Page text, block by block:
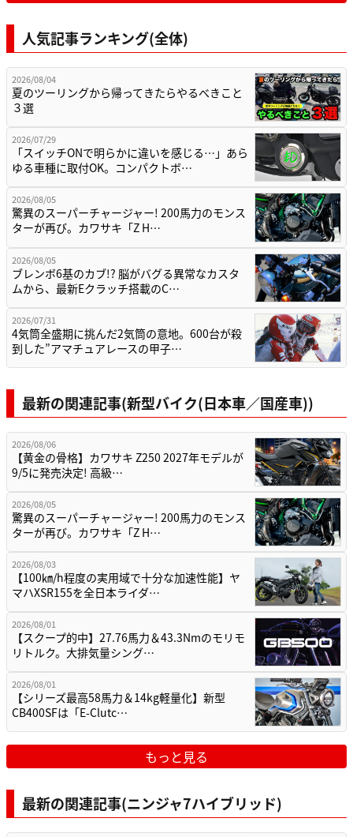
人気記事ランキング(全体)
2026/08/04
夏のツーリングから帰ってきたらやるべきこと
３選
2026/07/29
「スイッチONで明らかに違いを感じる…」あら
ゆる車種に取付OK。コンパクトボ…
2026/08/05
驚異のスーパーチャージャー! 200馬力のモンス
ターが再び。カワサキ「Z H…
2026/08/05
ブレンボ6基のカブ!? 脳がバグる異常なカスタ
ムから、最新Eクラッチ搭載のC…
2026/07/31
4気筒全盛期に挑んだ2気筒の意地。600台が殺
到した”アマチュアレースの甲子…
最新の関連記事(新型バイク(日本車／国産車))
2026/08/06
【黄金の骨格】カワサキ Z250 2027年モデルが
9/5に発売決定! 高級…
2026/08/05
驚異のスーパーチャージャー! 200馬力のモンス
ターが再び。カワサキ「Z H…
2026/08/03
【100㎞/h程度の実用域で十分な加速性能】ヤ
マハXSR155を全日本ライダ…
2026/08/01
【スクープ的中】27.76馬力＆43.3Nmのモリモ
リトルク。大排気量シング…
2026/08/01
【シリーズ最高58馬力＆14kg軽量化】新型
CB400SFは「E-Clutc…
もっと見る
最新の関連記事(ニンジャ7ハイブリッド)